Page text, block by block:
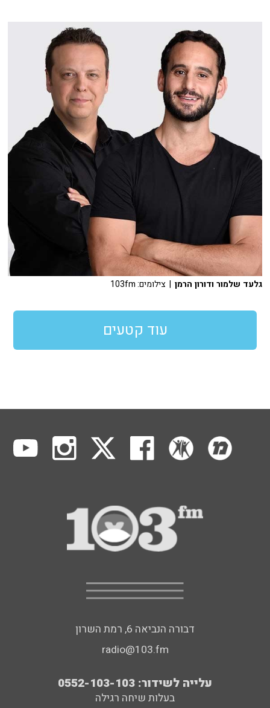
גלעד שלמור ודורון הרמן | צילומים: 103fm
עוד קטעים
דבורה הנביאה 6, רמת השרון
radio@103.fm
עלייה לשידור: 0552-103-103
בעלות שיחה רגילה